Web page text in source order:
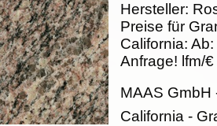
Hersteller:
Preise für
California: Ab:
Anfrage! lfm/€
MAAS GmbH
California -